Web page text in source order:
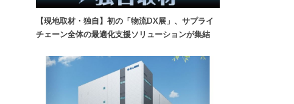
【現地取材・独自】初の「物流DX展」、サプライ
チェーン全体の最適化支援ソリューションが集結